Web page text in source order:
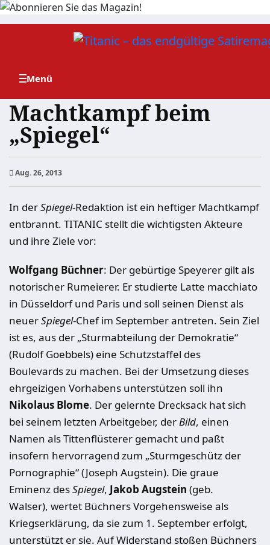
Zum
Machtkampf beim
„Spiegel“
Aug. 26, 2013
In derSpiegel-Redaktion ist ein heftiger Machtkampf
entbrannt. TITANIC stellt die wichtigsten Akteure
und ihre Ziele vor:
Wolfgang Büchner: Der gebürtige Speyerer gilt als
notorischer Rumeierer. Er studierte Latte macchiato
in Düsseldorf und Paris und soll seinen Dienst als
neuerSpiegel-Chef im September antreten. Sein Ziel
ist es, aus der „Sturmabteilung der Demokratie“
(Rudolf Goebbels) eine Schutzstaffel des
Boulevards zu machen. Bei der Umsetzung dieses
ehrgeizigen Vorhabens unterstützen soll ihn
Nikolaus Blome. Der gelernte Drecksack hat sich
bei seinem letzten Arbeitgeber, derBild, einen
Namen als Tittenflüsterer gemacht und paßt
insofern hervorragend zum „Sturmgeschütz der
Pornographie“ (Joseph Augstein). Die graue
Eminenz desSpiegel, Jakob Augstein (geb.
Walser), wertet Büchners Vorgehensweise als
Kriegserklärung, da sie zum 1. September erfolgt,
unterstützt er sie. Auf Widerstand stoßen Büchners